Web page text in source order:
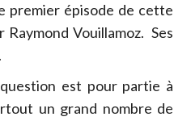
premier épisode de cette
Vouillamoz. Ses
est pour partie à
un grand nombre de